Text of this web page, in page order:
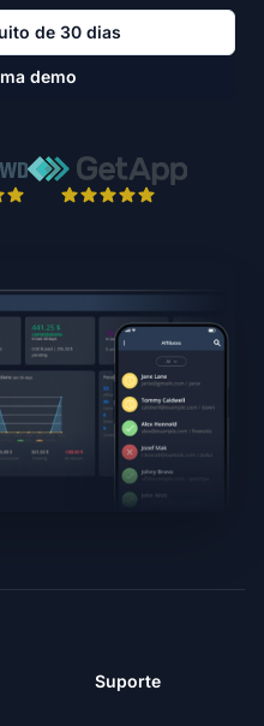
de 30 dias
demo
Suporte